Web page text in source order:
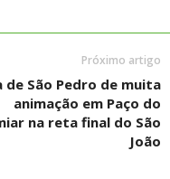
Próximo artigo
de São Pedro de muita
animação em Paço do
na reta final do São
João